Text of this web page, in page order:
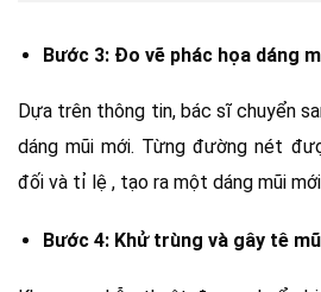
Bước 3: Đo vẽ phác họa dáng
Dựa trên thông tin, bác sĩ chuyển
dáng mũi mới. Từng đường nét
đối và tỉ lệ , tạo ra một dáng mũi
Bước 4: Khử trùng và gây tê